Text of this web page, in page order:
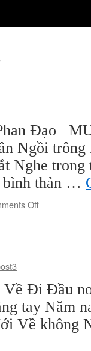
MƯA
Ngồi trông
Nghe
thản …
Offon
Đi Đầu
tay Năm
Về